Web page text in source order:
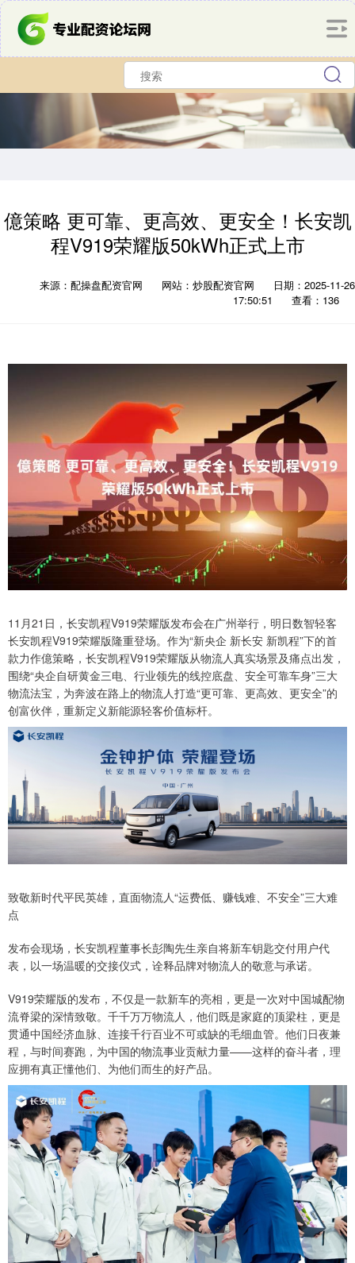
億策略 更可靠、更高效、更安全！长安凯
程V919荣耀版50kWh正式上市
来源：配操盘配资官网 网站：炒股配资官网
日期：2025-11-26
17:50:51
查看：136
11月21日，长安凯程V919荣耀版发布会在广州举行，明日数智轻客
长安凯程V919荣耀版隆重登场。作为“新央企 新长安 新凯程”下的首
款力作億策略，长安凯程V919荣耀版从物流人真实场景及痛点出发，
围绕“央企自研黄金三电、行业领先的线控底盘、安全可靠车身”三大
物流法宝，为奔波在路上的物流人打造“更可靠、更高效、更安全”的
创富伙伴，重新定义新能源轻客价值标杆。
致敬新时代平民英雄，直面物流人“运费低、赚钱难、不安全”三大难
点
发布会现场，长安凯程董事长彭陶先生亲自将新车钥匙交付用户代
表，以一场温暖的交接仪式，诠释品牌对物流人的敬意与承诺。
V919荣耀版的发布，不仅是一款新车的亮相，更是一次对中国城配物
流脊梁的深情致敬。千千万万物流人，他们既是家庭的顶梁柱，更是
贯通中国经济血脉、连接千行百业不可或缺的毛细血管。他们日夜兼
程，与时间赛跑，为中国的物流事业贡献力量——这样的奋斗者，理
应拥有真正懂他们、为他们而生的好产品。